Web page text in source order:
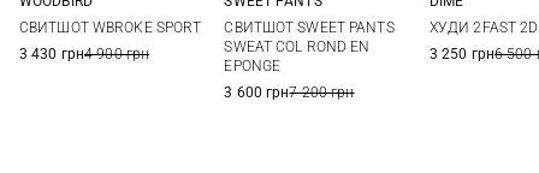
СВИТШОТ WBROKE SPORT
3 430 грн4 900 грн
СВИТШОТ SWEET PANTS
SWEAT COL ROND EN
EPONGE
3 600 грн7 200 грн
ХУДИ 2FAST
3 250 грн6 500